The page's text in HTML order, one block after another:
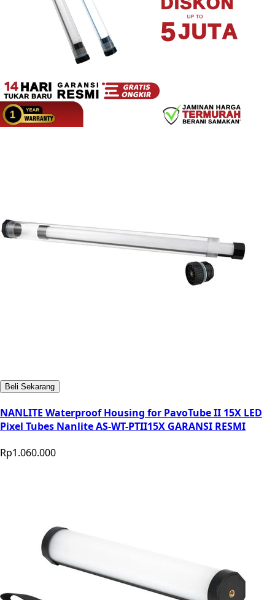
Beli Sekarang
NANLITE Waterproof Housing for PavoTube II 15X LED
Pixel Tubes Nanlite AS-WT-PTII15X GARANSI RESMI
Rp1.060.000